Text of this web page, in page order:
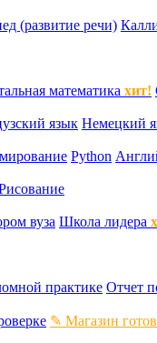
(развитие речи)
математика хит!
язык Немецкий
Python
вуза Школа лидера
практике Отчет
✎ Магазин